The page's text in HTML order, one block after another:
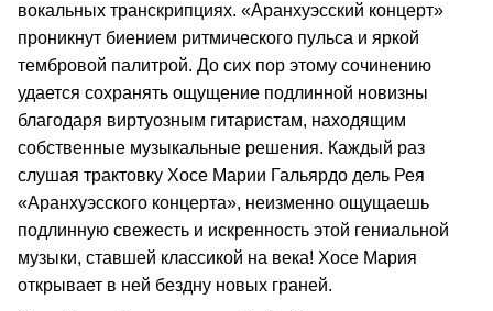
вокальных транскрипциях. «Аранхуэсский концерт»
проникнут биением ритмического пульса и яркой
тембровой палитрой. До сих пор этому сочинению
удается сохранять ощущение подлинной новизны
благодаря виртуозным гитаристам, находящим
собственные музыкальные решения. Каждый раз
слушая трактовку Хосе Марии Гальярдо дель Рея
«Аранхуэсского концерта», неизменно ощущаешь
подлинную свежесть и искренность этой гениальной
музыки, ставшей классикой на века! Хосе Мария
открывает в ней бездну новых граней.